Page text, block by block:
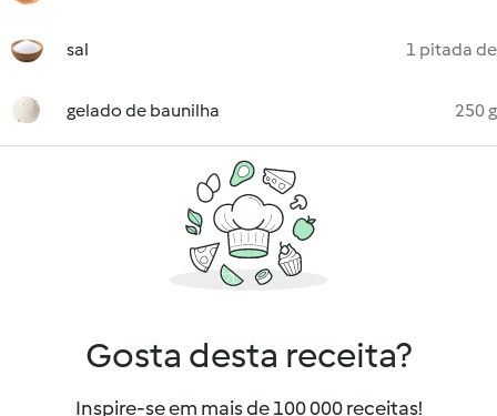
sal 1 pitada de
gelado de baunilha 250 g
Gosta desta receita?
Inspire-se em mais de 100 000 receitas!